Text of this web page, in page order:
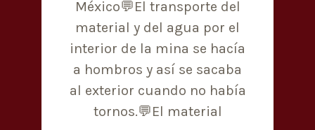
México💬El transporte del
material y del agua por el
interior de la mina se hacía
a hombros y así se sacaba
al exterior cuando no había
tornos.💬El material